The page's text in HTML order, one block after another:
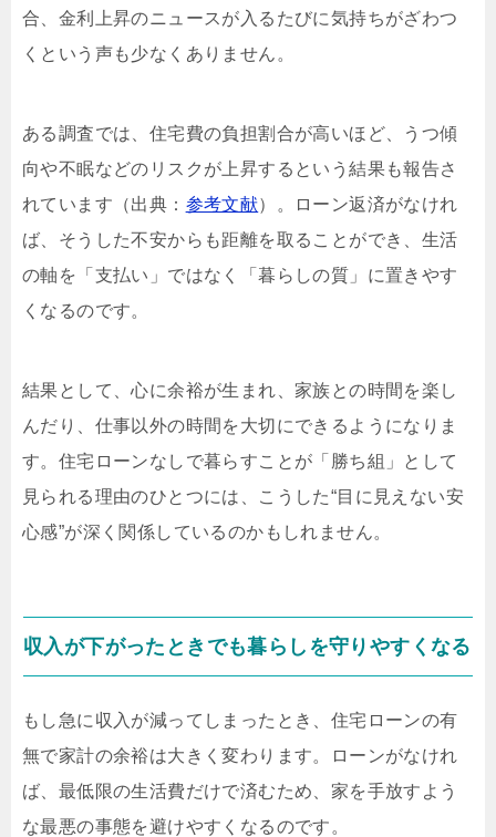
合、金利上昇のニュースが入るたびに気持ちがざわつ
くという声も少なくありません。
ある調査では、住宅費の負担割合が高いほど、うつ傾
向や不眠などのリスクが上昇するという結果も報告さ
れています（出典： 参考文献）。ローン返済がなけれ
ば、そうした不安からも距離を取ることができ、生活
の軸を「支払い」ではなく「暮らしの質」に置きやす
くなるのです。
結果として、心に余裕が生まれ、家族との時間を楽し
んだり、仕事以外の時間を大切にできるようになりま
す。住宅ローンなしで暮らすことが「勝ち組」として
見られる理由のひとつには、こうした“目に見えない安
心感”が深く関係しているのかもしれません。
収入が下がったときでも暮らしを守りやすくなる
もし急に収入が減ってしまったとき、住宅ローンの有
無で家計の余裕は大きく変わります。ローンがなけれ
ば、最低限の生活費だけで済むため、家を手放すよう
な最悪の事態を避けやすくなるのです。